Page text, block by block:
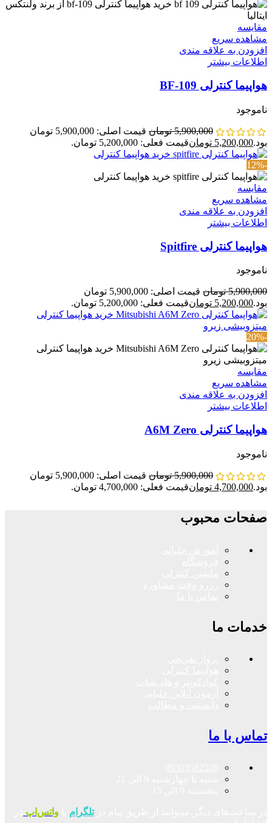
مقایسه
مشاهده سریع
افزودن به علاقه مندی
اطلاعات بیشتر
هواپیما کنترلی BF-109
ناموجود
5,900,000 تومان
قیمت اصلی: 5,900,000 تومان
بود.5,200,000 تومانقیمت فعلی: 5,200,000 تومان.
-12%
مقایسه
مشاهده سریع
افزودن به علاقه مندی
اطلاعات بیشتر
هواپیما کنترلی Spitfire
ناموجود
5,900,000 تومان
قیمت اصلی: 5,900,000 تومان
بود.5,200,000 تومانقیمت فعلی: 5,200,000 تومان.
-20%
مقایسه
مشاهده سریع
افزودن به علاقه مندی
اطلاعات بیشتر
هواپیما کنترلی A6M Zero
ناموجود
5,900,000 تومان
قیمت اصلی: 5,900,000 تومان
بود.4,700,000 تومانقیمت فعلی: 4,700,000 تومان.
صفحات محبوب
خدمات ما
تماس با ما
در ساعت‌های دیگر،میتوانید از طریق پیام درتلگرام واتس‌اپ